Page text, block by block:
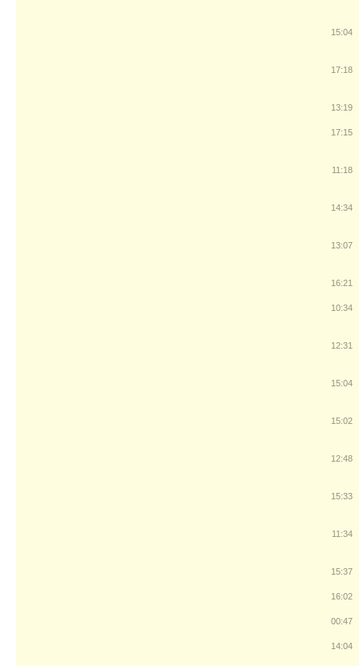
15:04
17:18
13:19
17:15
11:18
14:34
13:07
16:21
10:34
12:31
15:04
15:02
12:48
15:33
11:34
15:37
16:02
00:47
14:04